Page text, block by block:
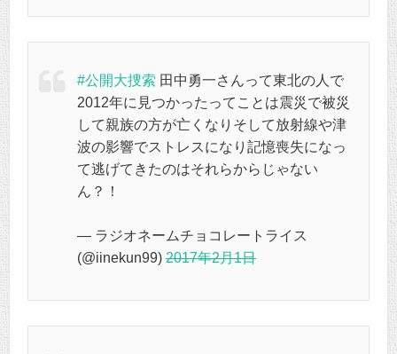
#公開大捜索 田中勇一さんって東北の人で
2012年に見つかったってことは震災で被災
して親族の方が亡くなりそして放射線や津
波の影響でストレスになり記憶喪失になっ
て逃げてきたのはそれらからじゃない
ん？！
— ラジオネームチョコレートライス
(@iinekun99) 2017年2月1日